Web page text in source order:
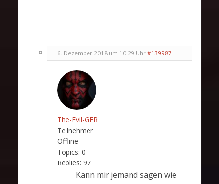
6. Dezember 2018 um 10:29 Uhr #139987
The-Evil-GER
Teilnehmer
Offline
Topics: 0
Replies: 97
Kann mir jemand sagen wie